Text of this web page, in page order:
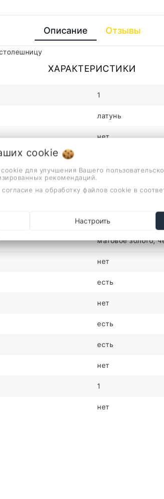
Описание Отзывы
ХАРАКТЕРИСТИКИ
1
латунь
нет
золотой, черный
матовое золото,
нет
есть
нет
есть
есть
нет
1
нет
cookie
для улучшения Вашего
рекомендаций.
на обработку файлов cookie в
Настроить